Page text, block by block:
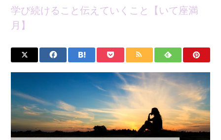
学び続けること伝えていくこと【いて座満
月】